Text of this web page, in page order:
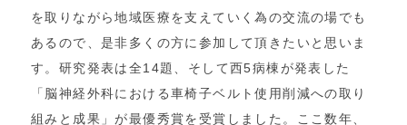
を取りながら地域医療を支えていく為の交流の場でも
あるので、是非多くの方に参加して頂きたいと思いま
す。研究発表は全14題、そして西5病棟が発表した
「脳神経外科における車椅子ベルト使用削減への取り
組みと成果」が最優秀賞を受賞しました。ここ数年、